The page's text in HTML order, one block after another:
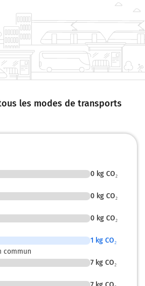
les modes de transports
0 kg CO₂
0 kg CO₂
0 kg CO₂
1 kg CO₂
commun
7 kg CO₂